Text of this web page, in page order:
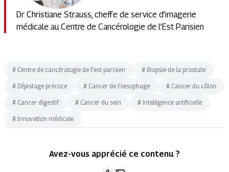
Dr Christiane Strauss, cheffe de service d’imagerie
médicale au Centre de Cancérologie de l’Est Parisien
# Centre de cancérologie de l'est parisien # Biopsie de la prostate
# Dépistage précoce # Cancer de l'œsophage # Cancer du côlon
# Cancer digestif # Cancer du sein # Intelligence artificielle
# Innovation médicale
Avez-vous apprécié ce contenu ?